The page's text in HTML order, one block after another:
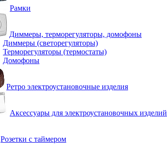
Рамки
Диммеры, терморегуляторы, домофоны
Диммеры (светорегуляторы)
Терморегуляторы (термостаты)
Домофоны
Ретро электроустановочные изделия
Аксессуары для электроустановочных изделий
Розетки с таймером